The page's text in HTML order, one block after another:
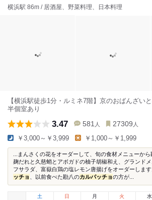
横浜駅 86m / 居酒屋、野菜料理、日本料理
【横浜駅徒歩1分・ルミネ7階】京のおばんざい
半個室あり
3.47 581 人 27309 人
￥3,000～￥3,999 ￥1,000～￥1,999
...まんさくの花をオーダーして、旬の食材メニューから
麹だれと久慈蛸とアボガドの柚子胡椒和え、グランド
フサラダ、富嶽白鶏の塩レモン唐揚げをオーダーしま
ッチョ
、以前食べた勘八のカルパッチョの方が...
土
日 月 火 水